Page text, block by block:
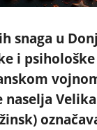
snaga u
i